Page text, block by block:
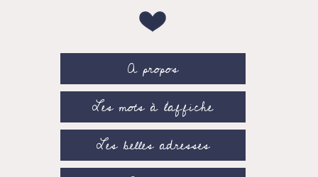
A propos
Les mots à l’affiche
Les belles adresses